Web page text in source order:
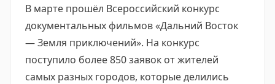
В марте прошёл Всероссийский конкурс
документальных фильмов «Дальний Восток
— Земля приключений». На конкурс
поступило более 850 заявок от жителей
самых разных городов, которые делились